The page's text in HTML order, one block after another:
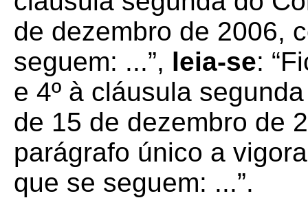
de dezembro de 2006,
seguem: ...”, leia-se:
e 4º à cláusula
de 15 de dezembro de
parágrafo único a
que se seguem: ...”.